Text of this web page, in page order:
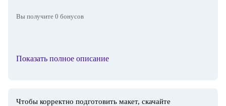
Вы получите 0 бонусов
Показать полное описание
Чтобы корректно подготовить макет, скачайте